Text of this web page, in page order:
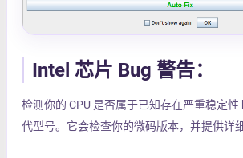
Intel 芯片 Bug 警告：
检测你的 CPU 是否属于已知存在严重稳定
代型号。它会检查你的微码版本，并提供详